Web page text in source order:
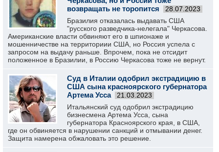
возвращать не торопится
28.07.2023
Бразилия отказалась выдавать США
"русского разведчика-нелегала" Черкасова.
Американские власти обвиняют его в шпионаже и
мошенничестве на территориии США, но Россия успела с
запросом на выдачу раньше. Впрочем, пока не отсидит
положенное в Бразилии, в Россию Черкасова тоже не вернут.
Суд в Италии одобрил экстрадицию в
США сына красноярского губернатора
Артема Усса
21.03.2023
Итальянский суд одобрил экстрадицию
бизнесмена Артема Усса, сына
губернатора Красноярского края, в США,
где он обвиняется в нарушении санкций и отмывании денег.
Защита намерена обжаловать это решение.